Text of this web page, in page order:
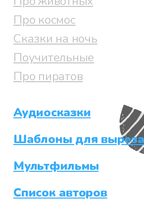
Про космос
Сказки на ночь
Поучительные
Про пиратов
Аудиосказки
Шаблоны для
Мультфильмы
Список авторов